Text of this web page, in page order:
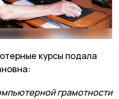
курсы подала
грамотности